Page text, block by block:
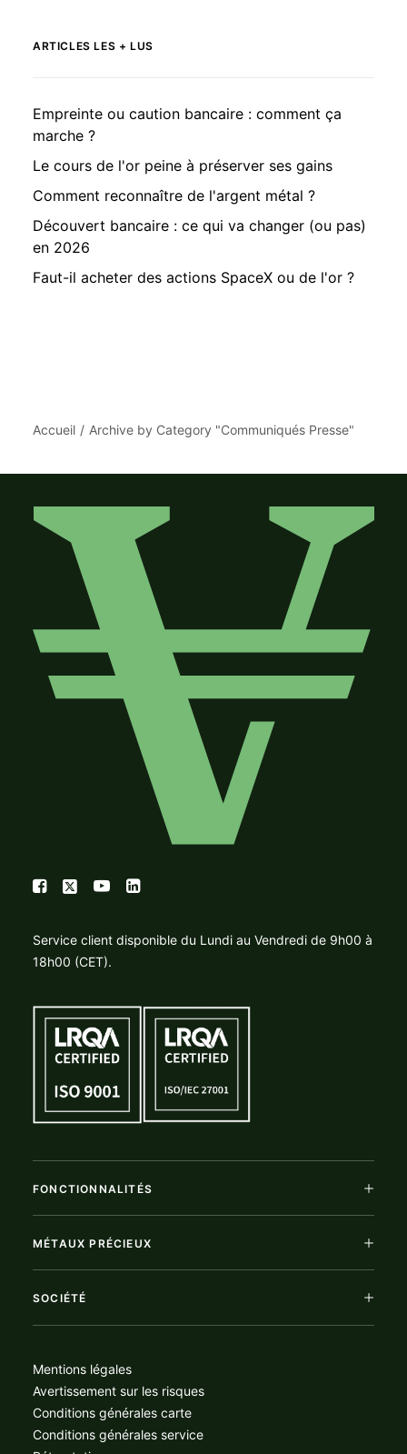
ARTICLES LES + LUS
Empreinte ou caution bancaire : comment ça
marche ?
Le cours de l'or peine à préserver ses gains
Comment reconnaître de l'argent métal ?
Découvert bancaire : ce qui va changer (ou pas)
en 2026
Faut-il acheter des actions SpaceX ou de l'or ?
Accueil Archive by Category "Communiqués Presse"
Service client disponible du Lundi au Vendredi de 9h00 à
18h00 (CET).
FONCTIONNALITÉS
MÉTAUX PRÉCIEUX
SOCIÉTÉ
Mentions légales
Avertissement sur les risques
Conditions générales carte
Conditions générales service